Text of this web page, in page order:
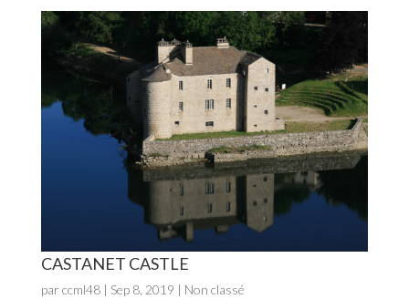
CASTANET CASTLE
par ccml48| Sep 8, 2019 | Non classé